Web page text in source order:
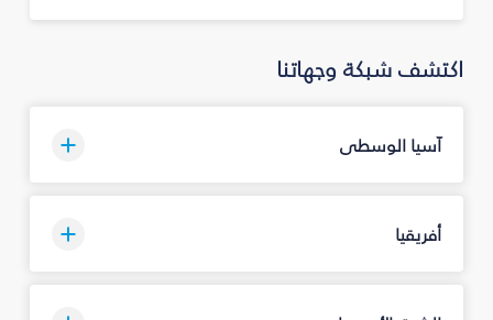
اكتشف شبكة وجهاتنا
آسيا الوسطى
أفريقيا